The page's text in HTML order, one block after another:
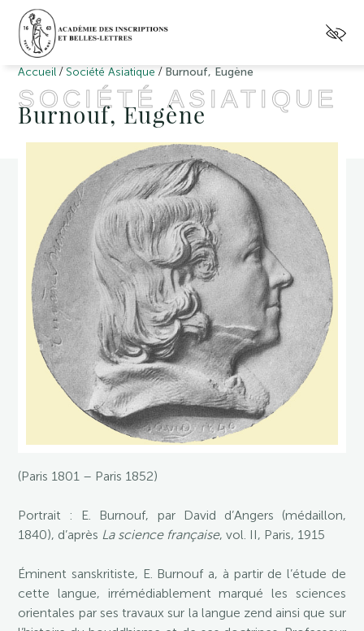
Accueil / Société Asiatique / Burnouf, Eugène
SOCIÉTÉ ASIATIQUE
Burnouf, Eugène
(Paris 1801 – Paris 1852)
Portrait : E. Burnouf, par David d’Angers (médaillon,
1840), d’après La science française, vol. II, Paris, 1915
Éminent sanskritiste, E. Burnouf a, à partir de l’étude de
cette langue, irrémédiablement marqué les sciences
orientales par ses travaux sur la langue zend ainsi que sur